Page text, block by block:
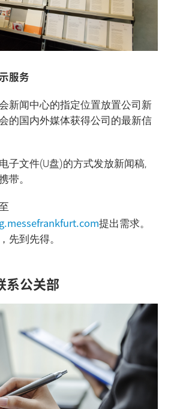
服务
新闻中心的指定位置放置公司新
的国内外媒体获得公司的最新信
子文件(U盘)的方式发放新闻稿,
带。
提出需求。
先到先得。
系公关部